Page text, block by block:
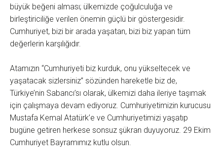
büyük beğeni alması; ülkemizde çoğulculuğa ve
birleştiriciliğe verilen önemin güçlü bir göstergesidir.
Cumhuriyet, bizi bir arada yaşatan, bizi biz yapan tüm
değerlerin karşılığıdır.
Atamızın “Cumhuriyeti biz kurduk, onu yükseltecek ve
yaşatacak sizlersiniz” sözünden hareketle biz de,
Türkiye’nin Sabancı’sı olarak, ülkemizi daha ileriye taşımak
için çalışmaya devam ediyoruz. Cumhuriyetimizin kurucusu
Mustafa Kemal Atatürk’e ve Cumhuriyetimizi yaşatıp
bugüne getiren herkese sonsuz şükran duyuyoruz. 29 Ekim
Cumhuriyet Bayramımız kutlu olsun.